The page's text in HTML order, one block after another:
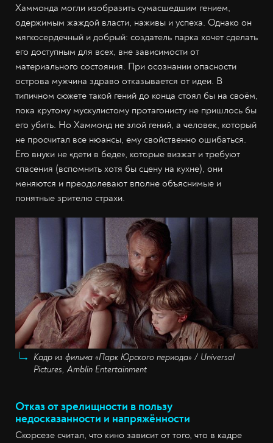
Хаммонда могли изобразить сумасшедшим гением,
одержимым жаждой власти, наживы и успеха. Однако он
мягкосердечный и добрый: создатель парка хочет сделать
его доступным для всех, вне зависимости от
материального состояния. При осознании опасности
острова мужчина здраво отказывается от идеи. В
типичном сюжете такой гений до конца стоял бы на своём,
пока крутому мускулистому протагонисту не пришлось бы
его убить. Но Хаммонд не злой гений, а человек, который
не просчитал все нюансы, ему свойственно ошибаться.
Его внуки не «дети в беде», которые визжат и требуют
спасения (вспомнить хотя бы сцену на кухне), они
меняются и преодолевают вполне объяснимые и
понятные зрителю страхи.
Кадр из фильма «Парк Юрского периода» / Universal
Pictures, Amblin Entertainment
Отказ от зрелищности в пользу
недосказанности и напряжённости
Скорсезе считал, что кино зависит от того, что в кадре